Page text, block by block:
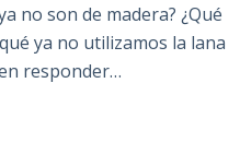
no son de madera? ¿Qué
ya no utilizamos la lana
responder…